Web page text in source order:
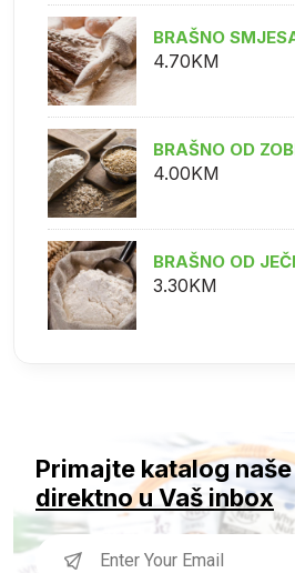
BRAŠNO
4.70KM
BRAŠNO OD
4.00KM
BRAŠNO OD
3.30KM
Primajte katalog
direktno u Vaš inbox